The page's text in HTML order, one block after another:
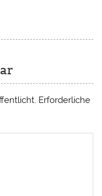
Erforderliche